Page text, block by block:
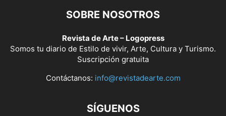
SOBRE NOSOTROS
Revista de Arte – Logopress
Somos tu diario de Estilo de vivir, Arte, Cultura y Turismo.
Suscripción gratuita
Contáctanos: info@revistadearte.com
SÍGUENOS